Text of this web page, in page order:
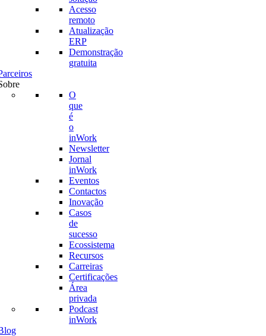
Acesso
remoto
Atualização
ERP
Demonstração
gratuita
O
que
é
o
inWork
Newsletter
Jornal
inWork
Eventos
Contactos
Inovação
Casos
de
sucesso
Ecossistema
Recursos
Carreiras
Certificações
Área
privada
Podcast
inWork